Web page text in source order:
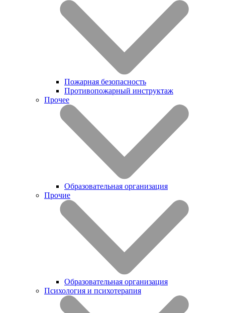
Пожарная безопасность
Противопожарный инструктаж
Прочее
Образовательная организация
Прочие
Образовательная организация
Психология и психотерапия